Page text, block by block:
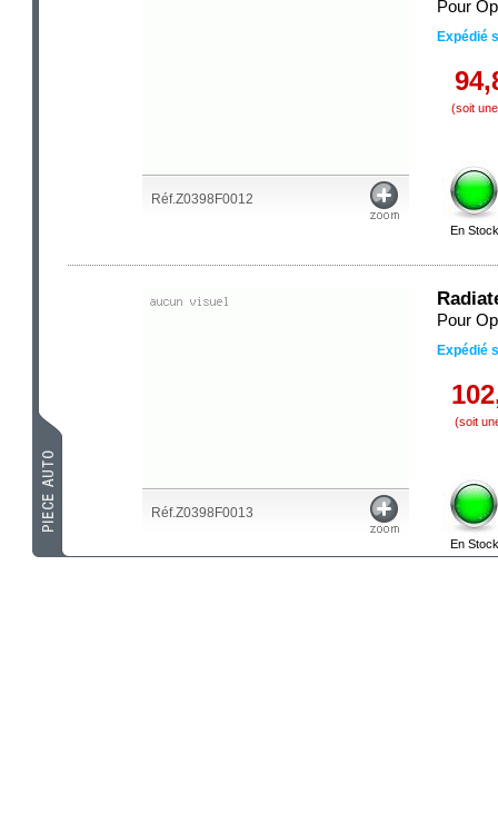
Réf.Z0398F0012
Pour
Expédié
(soit
En Stock
Réf.Z0398F0013
Pour
Expédié
(soit
En Stock